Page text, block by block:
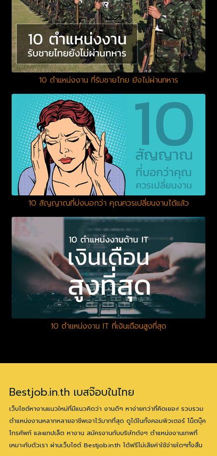
10 ตำแหน่งงาน ที่รับชายไทย ยังไม่ผ่านทหาร
10 สัญญาณที่บ่งบอกว่า คุณควรเปลี่ยนงานได้แล้ว
10 ตำแหน่งงาน IT ที่เงินเดือนสูงที่สุด
Bestjob.in.th เบสจ๊อบในไทย
เว็บไซต์หางานแนวใหม่ที่มีแนวคิดว่า งานดีๆ หาง่ายกว่าที่คิดเยอะ! รวบรวม
ตำแหน่งงานหลากหลายอาชีพเอาไว้มากที่สุด ดูได้ในทั้งคอมพิวเตอร์ โน็ตบุ๊ค
โทรศัพท์ และแทปเล็ต หางาน สมัครงานกับบริษัทดังๆ ตำแหน่งงานเทพที่
เหมาะกับตัวเรา ผ่านเว็บไซต์ Bestjob.in.th ได้ฟรีไม่เสียค่าใช้จ่ายใดๆทั้งสิ้น